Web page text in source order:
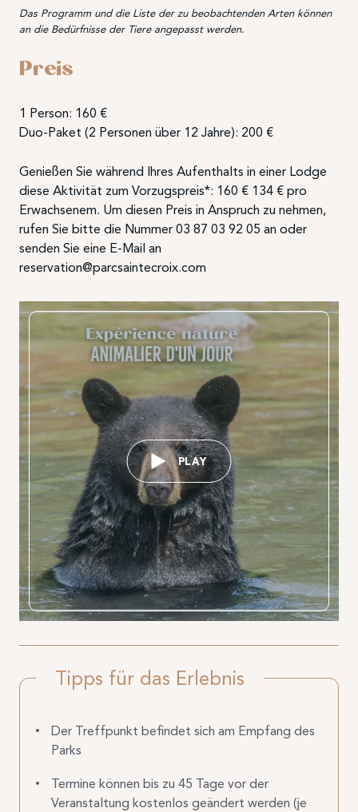
Das Programm und die Liste der zu beobachtenden Arten können
an die Bedürfnisse der Tiere angepasst werden.
Preis
1 Person: 160 €
Duo-Paket (2 Personen über 12 Jahre): 200 €
Genießen Sie während Ihres Aufenthalts in einer Lodge
diese Aktivität zum Vorzugspreis*: 160 € 134 € pro
Erwachsenem. Um diesen Preis in Anspruch zu nehmen,
rufen Sie bitte die Nummer 03 87 03 92 05 an oder
senden Sie eine E-Mail an
reservation@parcsaintecroix.com
PLAY
Tipps für das Erlebnis
Der Treffpunkt befindet sich am Empfang des
Parks
Termine können bis zu 45 Tage vor der
Veranstaltung kostenlos geändert werden (je